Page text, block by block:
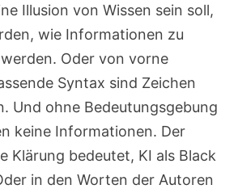
Illusion von Wissen sein soll,
wie Informationen zu
Oder von vorne
Syntax sind Zeichen
Und ohne Bedeutungsgebung
keine Informationen. Der
Klärung bedeutet, KI als Black
in den Worten der Autoren